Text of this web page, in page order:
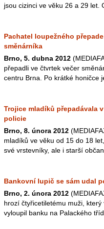
jsou cizinci ve věku 26 a 29 let.
Pachatel loupežného
směnárníka
Brno, 5. dubna 2012
přepadli ve čtvrtek večer
centru Brna. Po krátké honičce
Trojice mladíků přepadávala
policie
Brno, 8. února 2012
mladíků ve věku od 15 do 18
své vrstevníky, ale i starší
Bankovní lupič se sám udal
Brno, 2. února 2012
hrozí čtyřicetiletému muži,
vyloupil banku na Palackého